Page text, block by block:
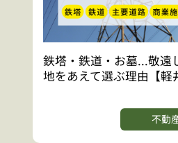
鉄塔・鉄道・お墓...敬遠
地をあえて選ぶ理由【軽
不動